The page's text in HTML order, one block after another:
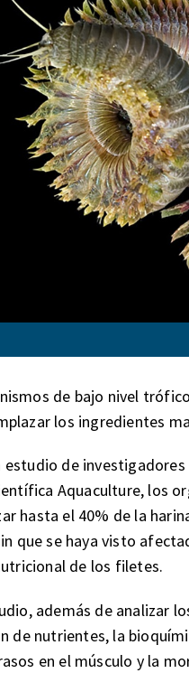
de bajo nivel
los ingredientes
estudio de
Aquaculture, los
hasta el 40% de la
que se haya visto
de los filetes.
además de analizar
de nutrientes, la
en el músculo y la